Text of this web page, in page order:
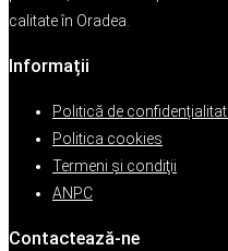
calitate în Oradea.
Informații
Politică de
Politica cookies
Termeni şi condiţii
ANPC
Contactează-ne